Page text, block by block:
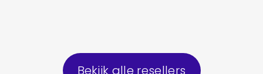
Bekijk alle resellers